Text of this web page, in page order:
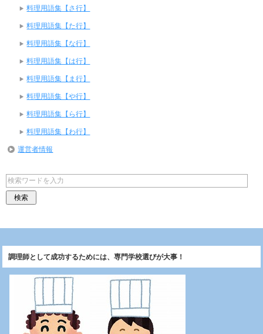
料理用語集【さ行】
料理用語集【た行】
料理用語集【な行】
料理用語集【は行】
料理用語集【ま行】
料理用語集【や行】
料理用語集【ら行】
料理用語集【わ行】
運営者情報
調理師として成功するためには、専門学校選びが大事！